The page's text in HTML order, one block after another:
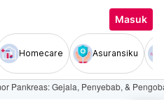
Masuk
Homecare Asuransiku
Pankreas: Gejala, Penyebab, &